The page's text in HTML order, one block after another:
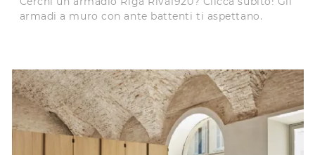
armadi a muro con ante battenti ti aspettano.